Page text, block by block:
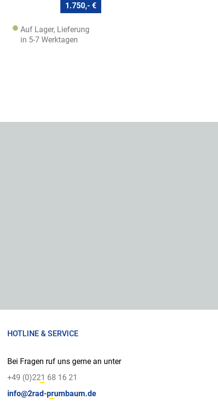
1.750,- €
Auf Lager, Lieferung
in 5-7 Werktagen
HOTLINE & SERVICE
Bei Fragen ruf uns gerne an unter
+49 (0)221 68 16 21
info@2rad-prumbaum.de